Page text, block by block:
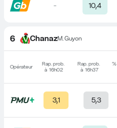
- 10,4
6 ChanazM. Guyon
Opérateur
Rap. prob.
à 16h02
Rap. prob.
à 16h37
3,1 5,3